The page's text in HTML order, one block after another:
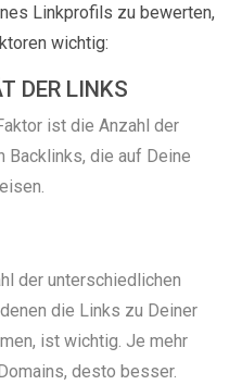
Linkprofils zu bewerten,
wichtig:
DER LINKS
ist die Anzahl der
Backlinks, die auf Deine
der unterschiedlichen
die Links zu Deiner
ist wichtig. Je mehr
desto besser.